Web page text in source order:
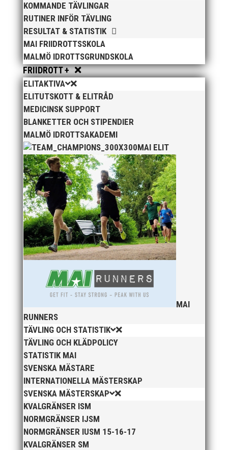
KOMMANDE TÄVLINGAR
RUTINER INFÖR TÄVLING
RESULTAT & STATISTIK
MAI FRIIDROTTSSKOLA
MALMÖ IDROTTSGRUNDSKOLA
FRIIDROTT +
ELITAKTIVA
ELITUTSKOTT & ELITRÅD
MEDICINSK SUPPORT
BLANKETTER OCH STIPENDIER
MALMÖ IDROTTSAKADEMI
MAI ELIT
MAI
RUNNERS
TÄVLING OCH STATISTIK
TÄVLING OCH KLÄDPOLICY
STATISTIK MAI
SVENSKA MÄSTARE
INTERNATIONELLA MÄSTERSKAP
SVENSKA MÄSTERSKAP
KVALGRÄNSER ISM
NORMGRÄNSER IJSM
NORMGRÄNSER IUSM 15-16-17
KVALGRÄNSER SM